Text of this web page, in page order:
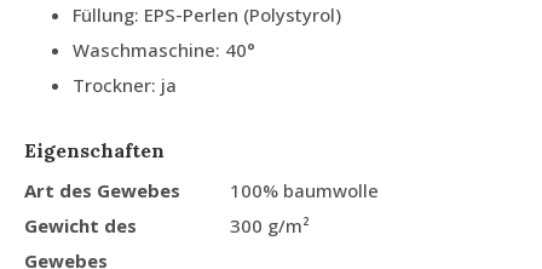
Füllung: EPS-Perlen (Polystyrol)
Waschmaschine: 40°
Trockner: ja
Eigenschaften
Art des Gewebes
100% baumwolle
Gewicht des
Gewebes
300 g/m²